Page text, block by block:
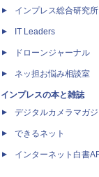
インプレス総合研究所
IT Leaders
ドローンジャーナル
ネッ担お悩み相談室
インプレスの本と雑誌
デジタルカメラマガ
できるネット
インターネット白書